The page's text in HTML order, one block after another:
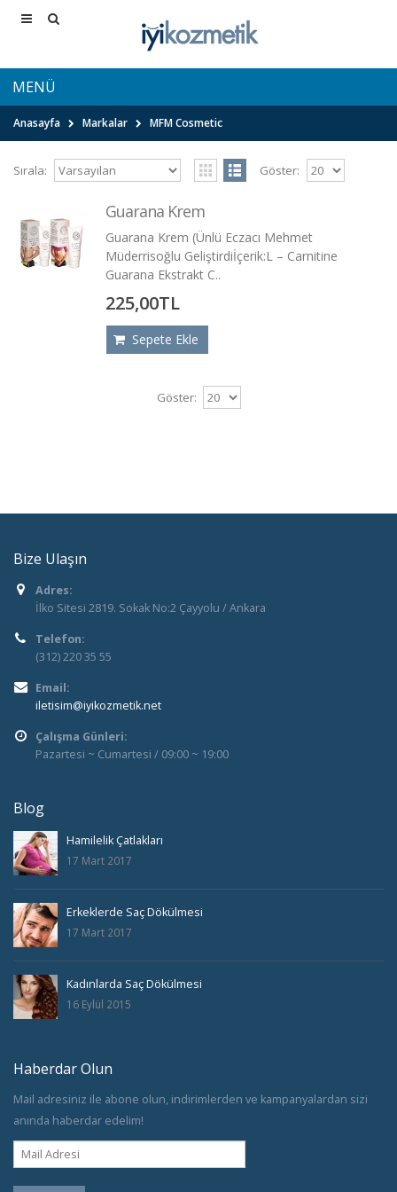
MENÜ
Anasayfa Markalar MFM Cosmetic
Sırala: Göster:
Guarana Krem
Guarana Krem (Ünlü Eczacı Mehmet
Müderrisoğlu Geliştirdiİçerik:L – Carnitine
Guarana Ekstrakt C..
225,00TL
Sepete Ekle
Göster:
Bize Ulaşın
Adres:
İlko Sitesi 2819. Sokak No:2 Çayyolu / Ankara
Telefon:
(312) 220 35 55
Email:
iletisim@iyikozmetik.net
Çalışma Günleri:
Pazartesi ~ Cumartesi / 09:00 ~ 19:00
Blog
Hamilelik Çatlakları
17 Mart 2017
Erkeklerde Saç Dökülmesi
17 Mart 2017
Kadınlarda Saç Dökülmesi
16 Eylül 2015
Haberdar Olun
Mail adresiniz ile abone olun, indirimlerden ve kampanyalardan sizi
anında haberdar edelim!